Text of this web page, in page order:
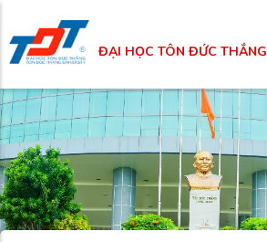
to
main
content
ĐẠI HỌC TÔN ĐỨC THẮNG